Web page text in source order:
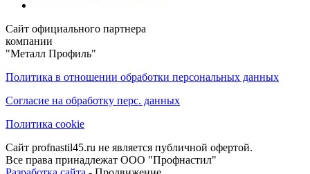
Сайт официального партнера
компании
"Металл Профиль"
Политика в отношении обработки персональных данных
Согласие на обработку перс. данных
Политика cookie
Сайт profnastil45.ru не является публичной офертой.
Все права принадлежат ООО "Профнастил"